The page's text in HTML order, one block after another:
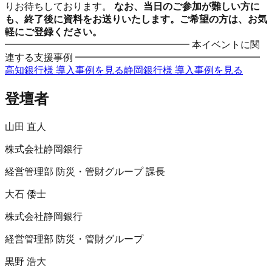
りお待ちしております。 なお、当日のご参加が難しい方に
も、終了後に資料をお送りいたします。ご希望の方は、お気
軽にご登録ください。
━━━━━━━━━━━━━━━━━━━ 本イベントに関
連する支援事例 ━━━━━━━━━━━━━━━━━━━
高知銀行様 導入事例を見る静岡銀行様 導入事例を見る
登壇者
山田 直人
株式会社静岡銀行
経営管理部 防災・管財グループ 課長
大石 倭士
株式会社静岡銀行
経営管理部 防災・管財グループ
黒野 浩大